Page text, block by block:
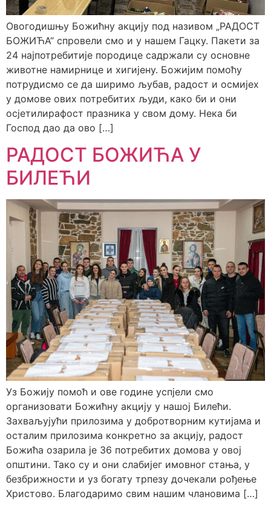
Овогодишњу Божићну акцију под називом „РАДОСТ
БОЖИЋА“ спровели смо и у нашем Гацку. Пакети за
24 најпотребитије породице садржали су основне
животне намирнице и хигијену. Божијим помоћу
потрудисмо се да ширимо љубав, радост и осмијех
у домове ових потребитих људи, како би и они
осјетилирафост празника у свом дому. Нека би
Господ дао да ово […]
РАДОСТ БОЖИЋА У
БИЛЕЋИ
Уз Божију помоћ и ове године успјели смо
организовати Божићну акцију у нашој Билећи.
Захваљујући прилозима у добротворним кутијама и
осталим прилозима конкретно за акцију, радост
Божића озарила је 36 потребитих домова у овој
општини. Тако су и они слабијег имовног стања, у
безбрижности и уз богату трпезу дочекали рођење
Христово. Благодаримо свим нашим члановима […]